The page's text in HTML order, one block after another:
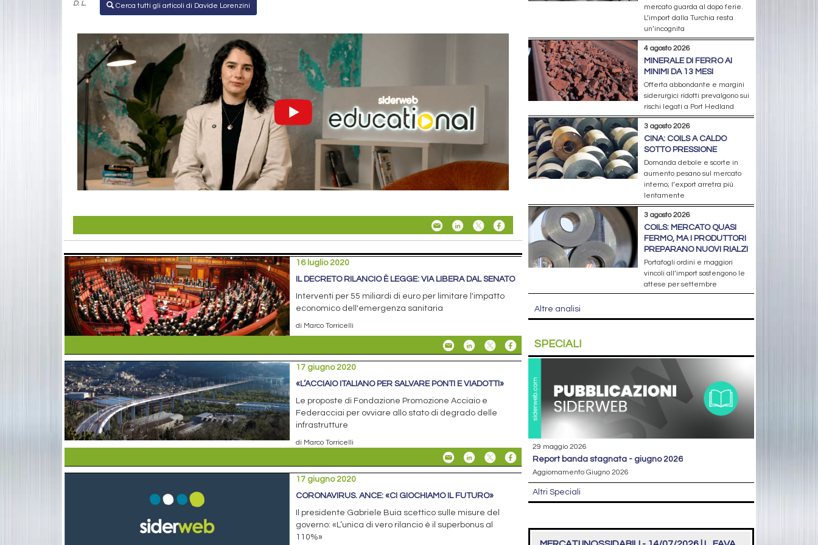
D. L. Cerca tutti gli articoli di Davide Lorenzini
16 luglio 2020
IL DECRETO RILANCIO È LEGGE: VIA LIBERA DAL SENATO
Interventi per 55 miliardi di euro per limitare l'impatto
economico dell'emergenza sanitaria
di Marco Torricelli
17 giugno 2020
«L’ACCIAIO ITALIANO PER SALVARE PONTI E VIADOTTI»
Le proposte di Fondazione Promozione Acciaio e
Federacciai per ovviare allo stato di degrado delle
infrastrutture
di Marco Torricelli
17 giugno 2020
CORONAVIRUS. ANCE: «CI GIOCHIAMO IL FUTURO»
Il presidente Gabriele Buia scettico sulle misure del
governo: «L’unica di vero rilancio è il superbonus al
110%»
mercato guarda al dopo ferie.
L’import dalla Turchia resta
un’incognita
4 agosto 2026
MINERALE DI FERRO AI
MINIMI DA 13 MESI
Offerta abbondante e margini
siderurgici ridotti prevalgono sui
rischi legati a Port Hedland
3 agosto 2026
CINA: COILS A CALDO
SOTTO PRESSIONE
Domanda debole e scorte in
aumento pesano sul mercato
interno; l’export arretra più
lentamente
3 agosto 2026
COILS: MERCATO QUASI
FERMO, MA I PRODUTTORI
PREPARANO NUOVI RIALZI
Portafogli ordini e maggiori
vincoli all’import sostengono le
attese per settembre
Altre analisi
SPECIALI
29 maggio 2026
report banda stagnata - giugno 2026
Aggiornamento Giugno 2026
Altri Speciali